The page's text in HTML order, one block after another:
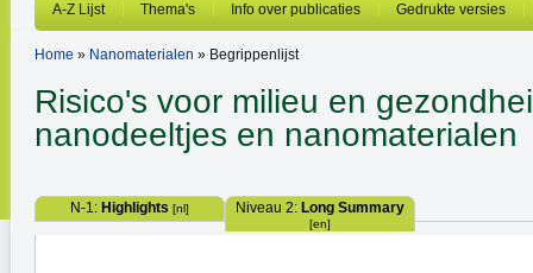
A-Z Lijst Thema's Info over publicaties Gedrukte versies
Home » Nanomaterialen » Begrippenlijst
Risico's voor milieu en
nanodeeltjes en nanomaterialen
N-1: Highlights [nl] Niveau 2: Long Summary
[en]